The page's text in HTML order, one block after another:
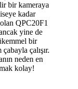
bir kameraya
kadar
QPC20F1
yine de
bir
çalışır.
neden en
kolay!